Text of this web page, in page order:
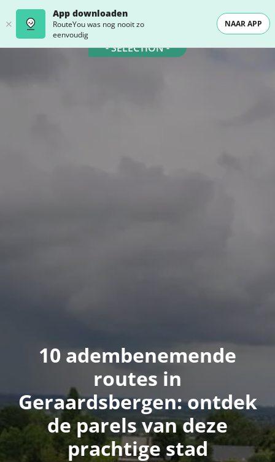
App downloaden
RouteYou was nog nooit zo
eenvoudig
NAAR APP
- SELECTION -
10 adembenemende
routes in
Geraardsbergen: ontdek
de parels van deze
prachtige stad